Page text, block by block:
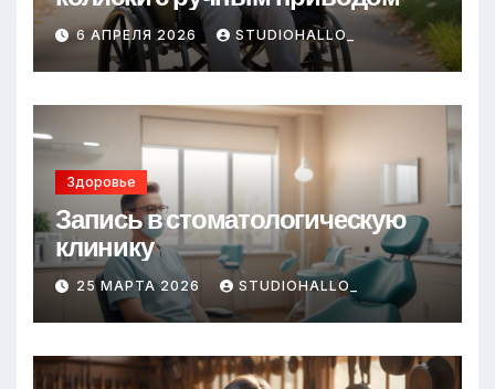
6 АПРЕЛЯ 2026 STUDIOHALLO_
Здоровье
Запись в стоматологическую
клинику
25 МАРТА 2026 STUDIOHALLO_